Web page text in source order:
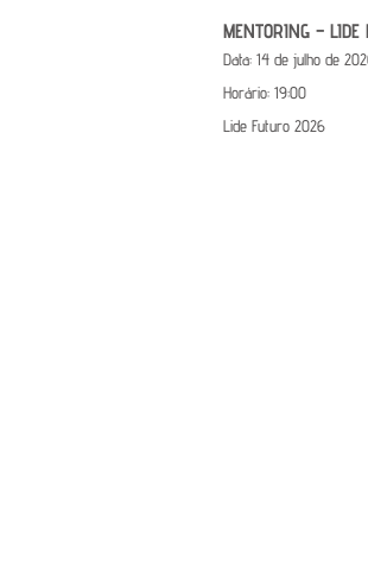
MENTORING – LIDE
Data:14 de julho de
Horário:19:00
Lide Futuro 2026